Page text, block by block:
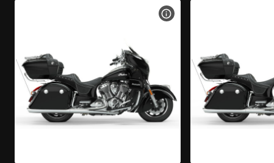
VER ESPECIFICACIONES DE